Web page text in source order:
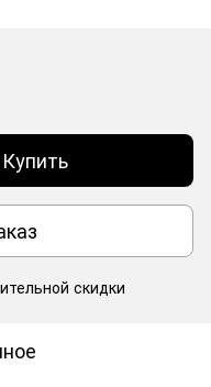
Купить
скидки